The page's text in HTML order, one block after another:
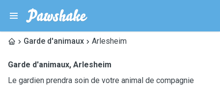
Garde d'animaux Arlesheim
Garde d'animaux, Arlesheim
Le gardien prendra soin de votre animal de compagnie